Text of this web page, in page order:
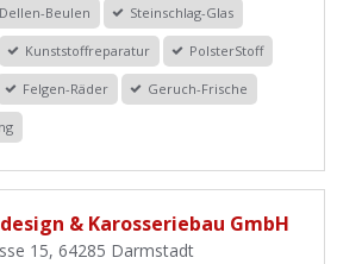
Dellen-Beulen Steinschlag-Glas
Kunststoffreparatur PolsterStoff
Felgen-Räder Geruch-Frische
& Karosseriebau GmbH
15, 64285 Darmstadt